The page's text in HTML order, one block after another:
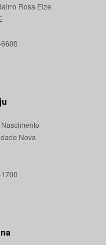
Rosa Elze
Nova